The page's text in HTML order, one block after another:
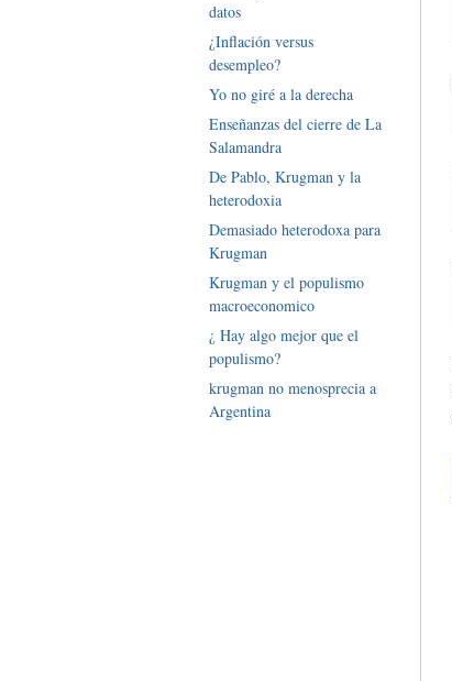
datos
¿Inflación versus
desempleo?
Yo no giré a la derecha
Enseñanzas del cierre de La
Salamandra
De Pablo, Krugman y la
heterodoxia
Demasiado heterodoxa para
Krugman
Krugman y el populismo
macroeconomico
¿ Hay algo mejor que el
populismo?
krugman no menosprecia a
Argentina